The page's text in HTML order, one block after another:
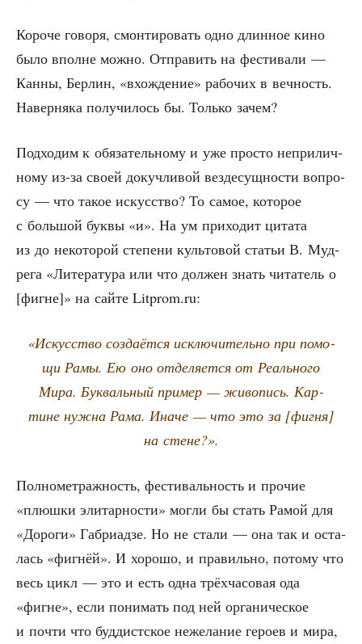
Коро­че гово­ря, смон­ти­ро­вать одно длин­ное кино
было вполне мож­но. Отпра­вить на фести­ва­ли —
Кан­ны, Бер­лин, «вхож­де­ние» рабо­чих в веч­ность.
Навер­ня­ка полу­чи­лось бы. Толь­ко зачем?
Под­хо­дим к обя­за­тель­но­му и уже про­сто непри­лич­
но­му из-за сво­ей докуч­ли­вой вез­де­сущ­но­сти вопро­
су — что такое искус­ство? То самое, кото­рое
с боль­шой бук­вы «и». На ум при­хо­дит цита­та
из до неко­то­рой сте­пе­ни куль­то­вой ста­тьи В. Муд­
ре­га «Лите­ра­ту­ра или что дол­жен знать чита­тель о
[фигне]» на сай­те Litprom.ru:
«Искус­ство созда­ёт­ся исклю­чи­тель­но при помо­
щи Рамы. Ею оно отде­ля­ет­ся от Реаль­но­го
Мира. Бук­валь­ный при­мер — живо­пись. Кар­
тине нуж­на Рама. Ина­че — что это за [фиг­ня]
на стене?».
Пол­но­мет­раж­ность, фести­валь­ность и про­чие
«плюш­ки эли­тар­но­сти» мог­ли бы стать Рамой для
«Доро­ги» Габ­ри­ад­зе. Но не ста­ли — она так и оста­
лась «фиг­нёй». И хоро­шо, и пра­виль­но, пото­му что
весь цикл — это и есть одна трёх­ча­со­вая ода
«фигне», если пони­мать под ней орга­ни­че­ское
и почти что буд­дист­ское неже­ла­ние геро­ев и мира,